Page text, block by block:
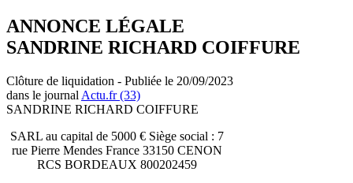
ANNONCE LÉGALE
SANDRINE RICHARD COIFFURE
Clôture de liquidation - Publiée le 20/09/2023
dans le journal Actu.fr (33)
SANDRINE RICHARD COIFFURE
SARL au capital de 5000 € Siège social : 7
rue Pierre Mendes France 33150 CENON
RCS BORDEAUX 800202459